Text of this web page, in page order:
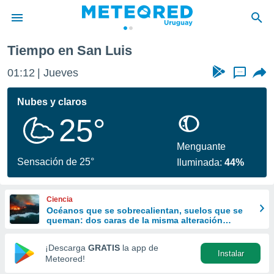
de
ha
calidad.
a este
las
y
forma
digital
basada
Tiempo en San Luis
01:12 Jueves ...
Nubes y claros
25°
Sensación de 25°
Menguante
Iluminada:44%
Ciencia
Océanos que se sobrecalientan, suelos que se
queman: dos caras de la misma alteración
¡Descarga GRATIS la app de
Meteored!
Instalar